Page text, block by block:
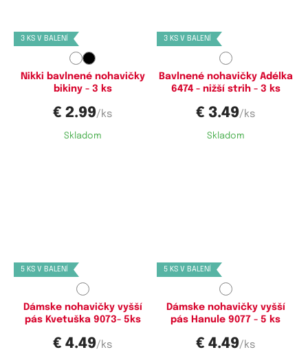
3 KS V BALENÍ
Nikki bavlnené nohavičky
bikiny - 3 ks
€ 2.99/ks
Skladom
3 KS V BALENÍ
Bavlnené nohavičky Adélka
6474 - nižší strih - 3 ks
€ 3.49/ks
Skladom
5 KS V BALENÍ
Dámske nohavičky vyšší
pás Kvetuška 9073- 5ks
€ 4.49/ks
5 KS V BALENÍ
Dámske nohavičky vyšší
pás Hanule 9077 - 5 ks
€ 4.49/ks